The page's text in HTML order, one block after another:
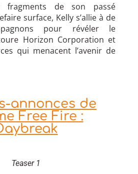
fragments de son passé
surface, Kelly s’allie à de
pour révéler le
Horizon Corporation et
qui menacent l’avenir de
annonces de
Free Fire :
Teaser 1